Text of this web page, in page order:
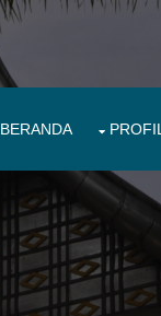
BERANDA PROFIL